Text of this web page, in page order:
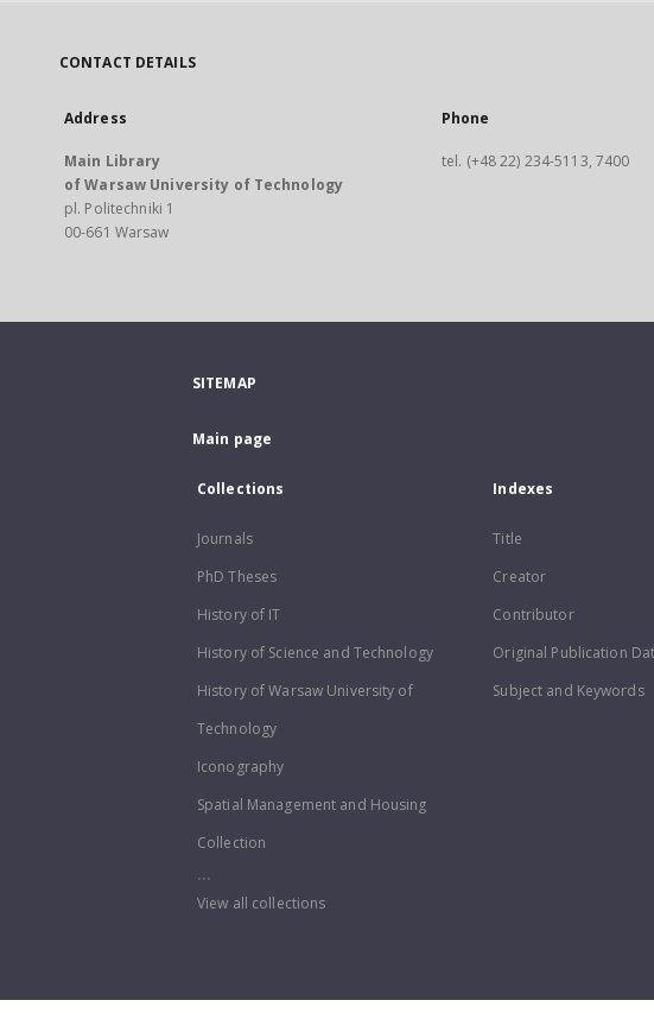
CONTACT DETAILS
Address
Main Library
of Warsaw University of Technology
pl. Politechniki 1
00-661 Warsaw
Phone
tel. (+48 22) 234-5113, 7400
SITEMAP
Main page
Collections
Journals
PhD Theses
History of IT
History of Science and Technology
History of Warsaw University of
Technology
Iconography
Spatial Management and Housing
Collection
...
View all collections
Indexes
Title
Creator
Contributor
Original Publication
Subject and Keywords